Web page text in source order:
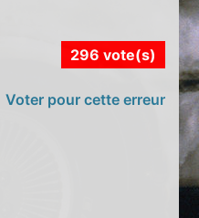
296 vote(s)
Voter pour cette erreur